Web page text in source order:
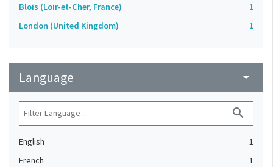
Blois (Loir-et-Cher, France)
1
London (United Kingdom)
1
Language arrow_drop_down
search
English
1
French
1